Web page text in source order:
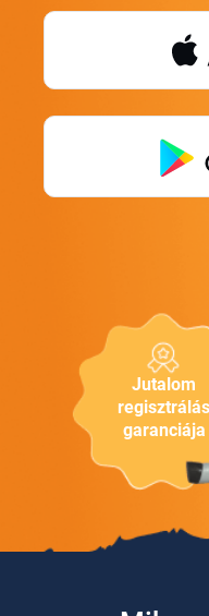
Jutalom
garanciája